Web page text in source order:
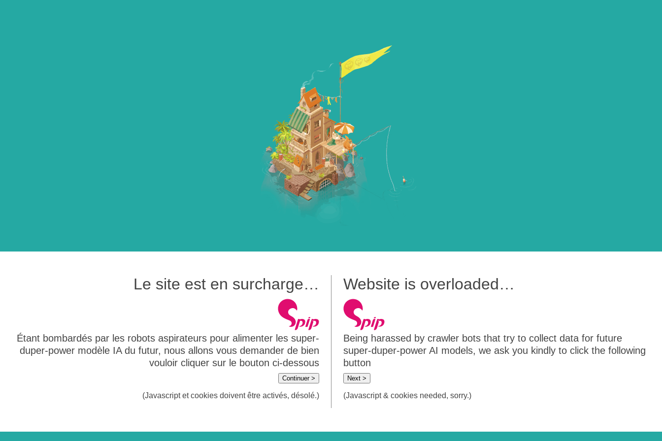
Le site est en surcharge…
Étant bombardés par les robots aspirateurs pour alimenter les super-
duper-power modèle IA du futur, nous allons vous demander de bien
vouloir cliquer sur le bouton ci-dessous
Continuer >
(Javascript et cookies doivent être activés, désolé.)
Website is overloaded…
Being harassed by crawler bots that try to collect data for future
super-duper-power AI models, we ask you kindly to click the following
button
Next >
(Javascript & cookies needed, sorry.)